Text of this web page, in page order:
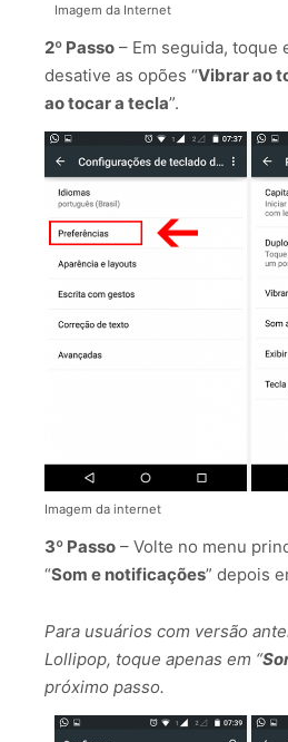
Imagem da Internet
2º Passo – Em seguida, toque
desative as opões “Vibrar ao
ao tocar a tecla”.
Imagem da internet
3º Passo – Volte no menu
“Som e notificações” depois
Para usuários com versão
Lollipop, toque apenas em “
próximo passo.